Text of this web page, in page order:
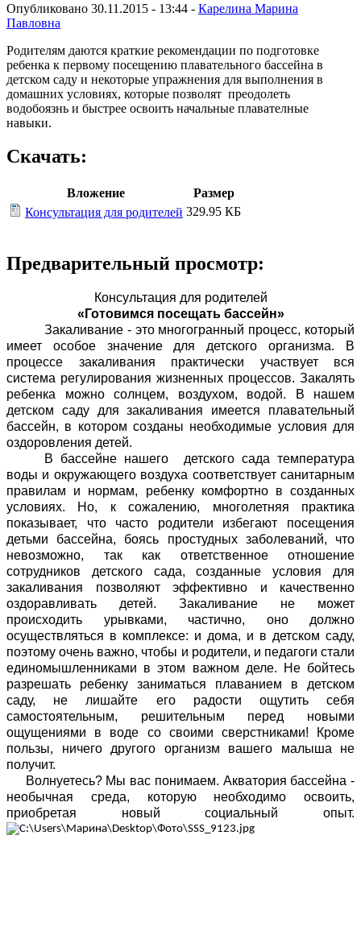
Опубликовано 30.11.2015 - 13:44 - Карелина Марина
Павловна
Родителям даются краткие рекомендации по подготовке
ребенка к первому посещению плавательного бассейна в
детском саду и некоторые упражнения для выполнения в
домашних условиях, которые позволят преодолеть
водобоязнь и быстрее освоить начальные плавателные
навыки.
Скачать:
Вложение
Размер
Консультация для родителей 329.95 КБ
Предварительный просмотр:
Консультация для родителей
«Готовимся посещать бассейн»
Закаливание - это многогранный процесс, который
имеет особое значение для детского организма. В
процессе закаливания практически участвует вся
система регулирования жизненных процессов. Закалять
ребенка можно солнцем, воздухом, водой. В нашем
детском саду для закаливания имеется плавательный
бассейн, в котором созданы необходимые условия для
оздоровления детей.
В бассейне нашего детского сада температура
воды и окружающего воздуха соответствует санитарным
правилам и нормам, ребенку комфортно в созданных
условиях. Но, к сожалению, многолетняя практика
показывает, что часто родители избегают посещения
детьми бассейна, боясь простудных заболеваний, что
невозможно, так как ответственное отношение
сотрудников детского сада, созданные условия для
закаливания позволяют эффективно и качественно
оздоравливать детей. Закаливание не может
происходить урывками, частично, оно должно
осуществляться в комплексе: и дома, и в детском саду,
поэтому очень важно, чтобы и родители, и педагоги стали
единомышленниками в этом важном деле. Не бойтесь
разрешать ребенку заниматься плаванием в детском
саду, не лишайте его радости ощутить себя
самостоятельным, решительным перед новыми
ощущениями в воде со своими сверстниками! Кроме
пользы, ничего другого организм вашего малыша не
получит.
Волнуетесь? Мы вас понимаем. Акватория бассейна -
необычная среда, которую необходимо освоить,
приобретая новый социальный опыт.